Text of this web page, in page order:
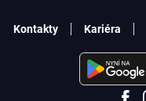
Kontakty Kariéra